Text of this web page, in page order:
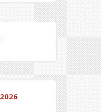
2026